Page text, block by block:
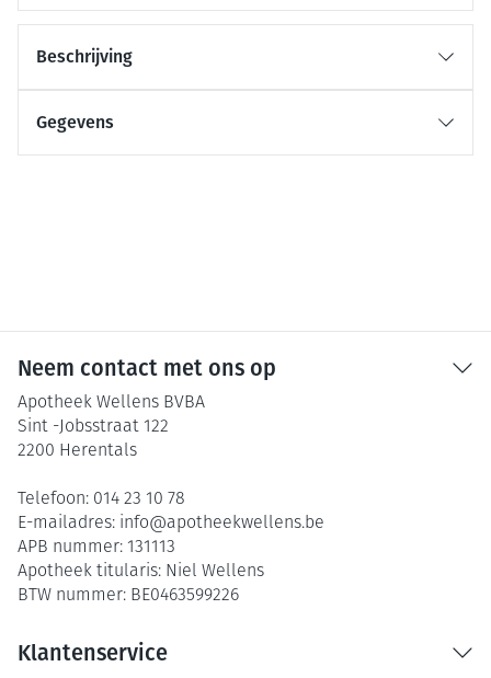
Beschrijving
Gegevens
Neem contact met ons op
Apotheek Wellens BVBA
Sint -Jobsstraat 122
2200 Herentals
Telefoon: 014 23 10 78
E-mailadres: info@apotheekwellens.be
APB nummer: 131113
Apotheek titularis: Niel Wellens
BTW nummer: BE0463599226
Klantenservice